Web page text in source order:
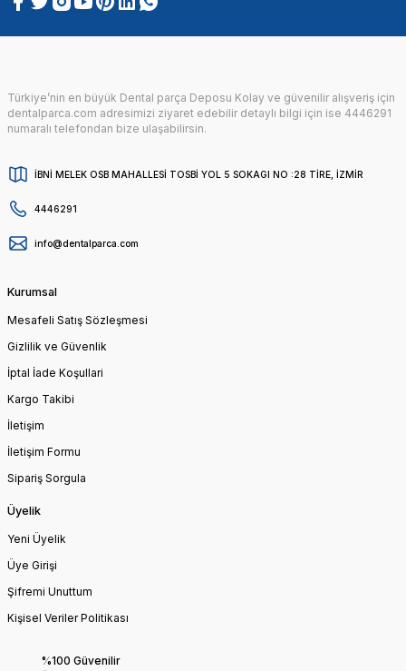
Türkiye’nin en büyük Dental parça Deposu Kolay ve güvenilir alışveriş için
dentalparca.com adresimizi ziyaret edebilir detaylı bilgi için ise 4446291
numaralı telefondan bize ulaşabilirsin.
İBNİ MELEK OSB MAHALLESİ TOSBİ YOL 5 SOKAGI NO :28 TİRE, İZMİR
4446291
info@dentalparca.com
Kurumsal
Mesafeli Satış Sözleşmesi
Gizlilik ve Güvenlik
İptal İade Koşullari
Kargo Takibi
İletişim
İletişim Formu
Sipariş Sorgula
Üyelik
Yeni Üyelik
Üye Girişi
Şifremi Unuttum
Kişisel Veriler Politikası
%100 Güvenilir